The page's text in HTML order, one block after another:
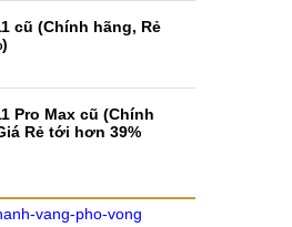
cũ (Chính hãng, Rẻ
Pro Max cũ (Chính
Rẻ tới hơn 39%